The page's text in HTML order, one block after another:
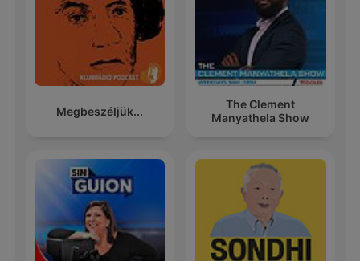
Megbeszéljük...
The Clement
Manyathela Show